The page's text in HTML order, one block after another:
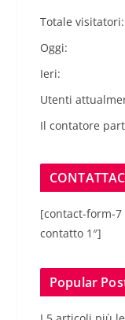
Totale visitatori:
Oggi:
Ieri:
Utenti
Il contatore
[contact-form-7
contatto 1″]
Popular